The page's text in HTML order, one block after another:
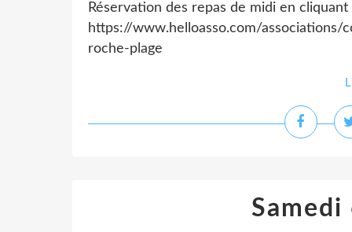
Réservation des repas de midi en
https://www.helloasso.com/
roche-plage
Samedi